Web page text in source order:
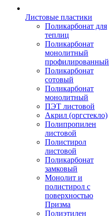
Листовые пластики
Поликарбонат для
теплиц
Поликарбонат
монолитный
профилированный
Поликарбонат
сотовый
Поликарбонат
монолитный
ПЭТ листовой
Акрил (оргстекло)
Полипропилен
листовой
Полистирол
листовой
Поликарбонат
замковый
Монолит и
полистирол с
поверхностью
Призма
Полиэтилен